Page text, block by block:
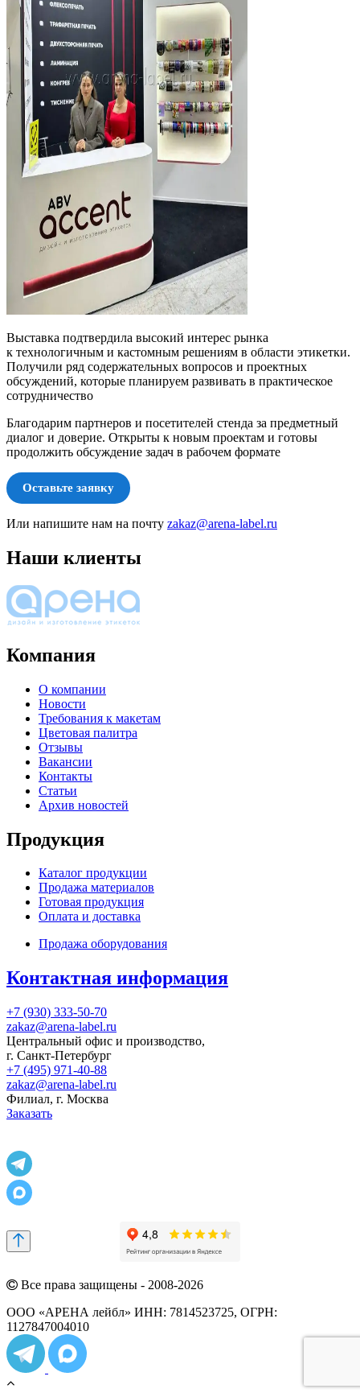
Выставка подтвердила высокий интерес рынка
к технологичным и кастомным решениям в области этикетки.
Получили ряд содержательных вопросов и проектных
обсуждений, которые планируем развивать в практическое
сотрудничество
Благодарим партнеров и посетителей стенда за предметный
диалог и доверие. Открыты к новым проектам и готовы
продолжить обсуждение задач в рабочем формате
Оставьте заявку
Или напишите нам на почту zakaz@arena-label.ru
Наши клиенты
Компания
О компании
Новости
Требования к макетам
Цветовая палитра
Отзывы
Вакансии
Контакты
Статьи
Архив новостей
Продукция
Каталог продукции
Продажа материалов
Готовая продукция
Оплата и доставка
Продажа оборудования
Контактная информация
+7 (930) 333-50-70
zakaz@arena-label.ru
Центральный офис и производство,
г. Санкт-Петербург
+7 (495) 971-40-88
zakaz@arena-label.ru
Филиал, г. Москва
Заказать
Все права защищены - 2008-2026
ООО «АРЕНА лейбл» ИНН: 7814523725, ОГРН:
1127847004010